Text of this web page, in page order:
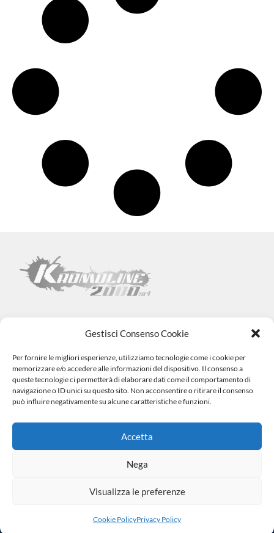
Gestisci Consenso Cookie
Per fornire le migliori esperienze, utilizziamo tecnologie come i cookie per
memorizzare e/o accedere alle informazioni del dispositivo. Il consenso a
queste tecnologie ci permetterà di elaborare dati come il comportamento di
navigazione o ID unici su questo sito. Non acconsentire o ritirare il consenso
può influire negativamente su alcune caratteristiche e funzioni.
Accetta
Nega
Visualizza le preferenze
Cookie PolicyPrivacy Policy
Kromoline 2000 SRL
Via L. Tabellione, 1 (47891) Falciano – SAN MARINO –COE
SM06838
Registro e-commerce n.1002 dal 15/06/23
info@kromovernici.com+39 339 136 08730549 909508
Miketing